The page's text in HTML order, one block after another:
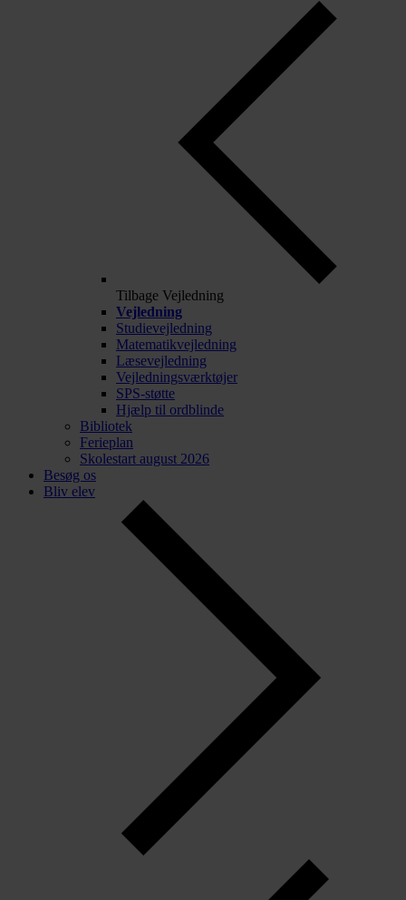
Tilbage Vejledning
Vejledning
Studievejledning
Matematikvejledning
Læsevejledning
Vejledningsværktøjer
SPS-støtte
Hjælp til ordblinde
Bibliotek
Ferieplan
Skolestart august 2026
Besøg os
Bliv elev